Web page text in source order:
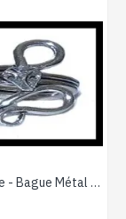
Bijoux Inde - Bague Métal - Bijoux indiens